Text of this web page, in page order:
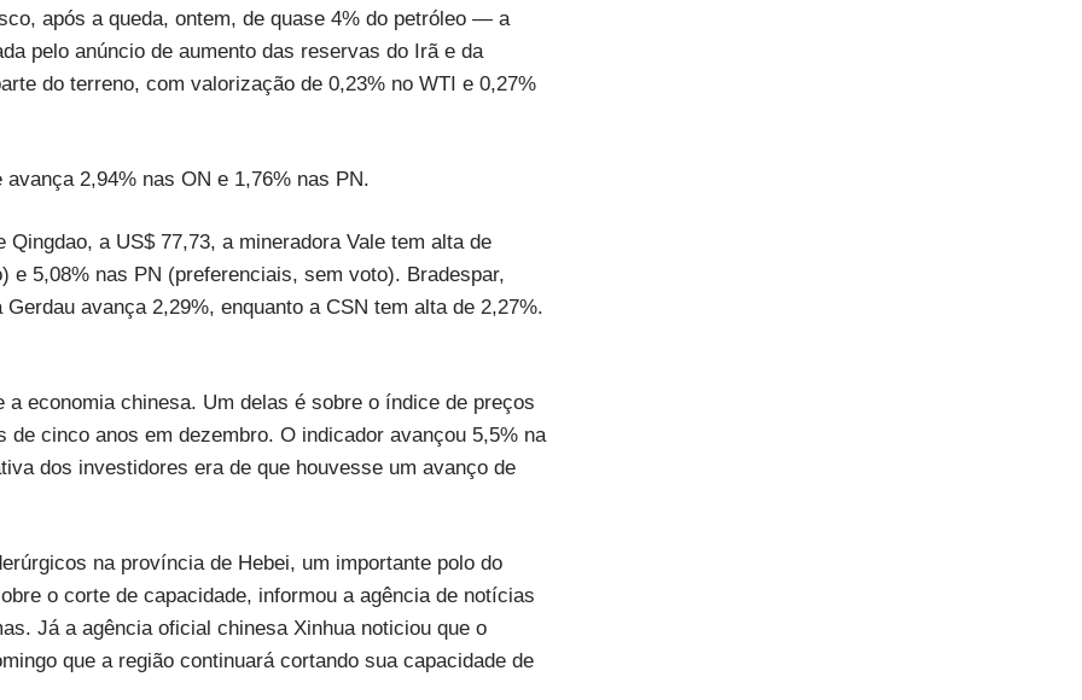
após a queda, ontem, de quase 4% do petróleo — a
pelo anúncio de aumento das reservas do Irã e da
do terreno, com valorização de 0,23% no WTI e 0,27%
2,94% nas ON e 1,76% nas PN.
a US$ 77,73, a mineradora Vale tem alta de
5,08% nas PN (preferenciais, sem voto). Bradespar,
avança 2,29%, enquanto a CSN tem alta de 2,27%.
economia chinesa. Um delas é sobre o índice de preços
cinco anos em dezembro. O indicador avançou 5,5% na
dos investidores era de que houvesse um avanço de
na província de Hebei, um importante polo do
o corte de capacidade, informou a agência de notícias
Já a agência oficial chinesa Xinhua noticiou que o
que a região continuará cortando sua capacidade de